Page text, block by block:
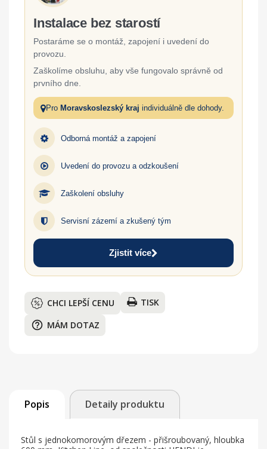
Instalace bez starostí
Postaráme se o montáž, zapojení i uvedení do
provozu.
Zaškolíme obsluhu, aby vše fungovalo správně od
prvního dne.
Pro Moravskoslezský kraj individuálně dle dohody.
Odborná montáž a zapojení
Uvedení do provozu a odzkoušení
Zaškolení obsluhy
Servisní zázemí a zkušený tým
Zjistit více
CHCI LEPŠÍ CENU TISK
help_outline MÁM DOTAZ
Popis Detaily produktu
Stůl s jednokomorovým dřezem - přišroubovaný, hloubka